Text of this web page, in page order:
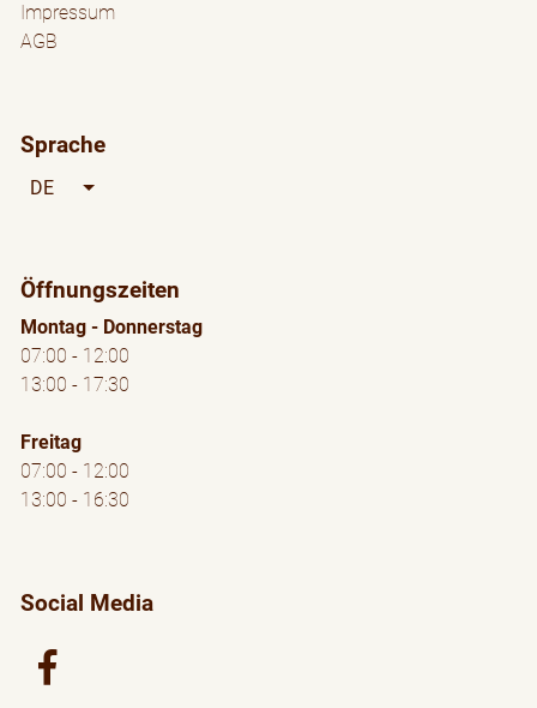
Impressum
AGB
Sprache
DE Weitere Aktionen auflisten
Öffnungszeiten
Montag - Donnerstag
07:00 - 12:00
13:00 - 17:30
Freitag
07:00 - 12:00
13:00 - 16:30
Social Media